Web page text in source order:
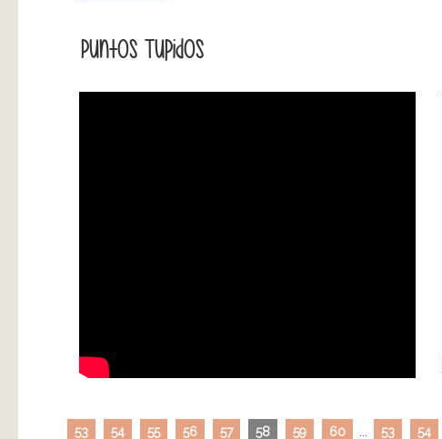
Puntos Tupidos
53 54 55 56 57 58 59 60 53 54